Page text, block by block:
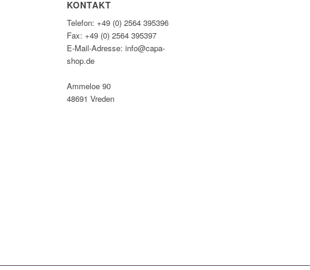
KONTAKT
Telefon: +49 (0) 2564 395396
Fax: +49 (0) 2564 395397
E-Mail-Adresse: info@capa-
shop.de
Ammeloe 90
48691 Vreden